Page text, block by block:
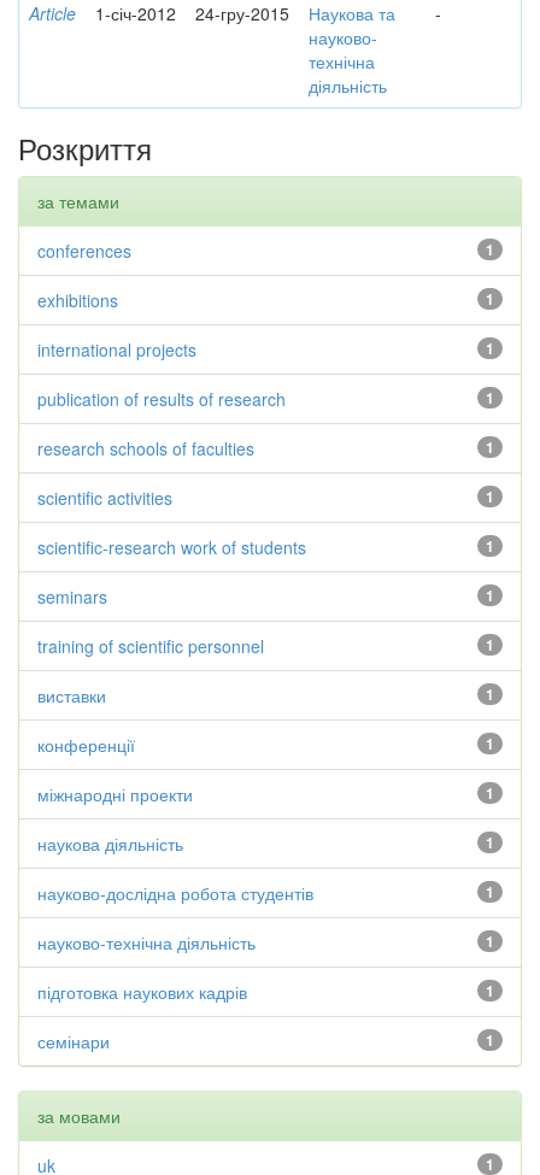
Article 1-січ-2012 24-гру-2015
Наукова та
науково-
технічна
діяльність
-
Розкриття
за темами
1
conferences
1
exhibitions
1
international projects
1
publication of results of research
1
research schools of faculties
1
scientific activities
1
scientific-research work of students
1
seminars
1
training of scientific personnel
1
виставки
1
конференції
1
міжнародні проекти
1
наукова діяльність
1
науково-дослідна робота студентів
1
науково-технічна діяльність
1
підготовка наукових кадрів
1
семінари
за мовами
1
uk